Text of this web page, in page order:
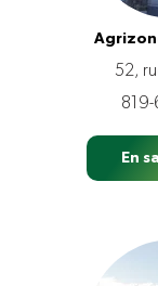
52,
En